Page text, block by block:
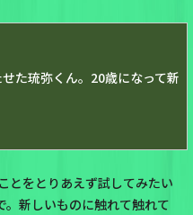
た琉弥くん。20歳になって新
をとりあえず試してみたい
。新しいものに触れて触れて